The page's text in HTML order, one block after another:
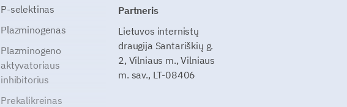
P-selektinas
Plazminogenas
Plazminogeno
aktyvatoriaus
inhibitorius
Prekalikreinas
Partneris
Lietuvos internistų
draugija Santariškių g.
2, Vilniaus m., Vilniaus
m. sav., LT-08406